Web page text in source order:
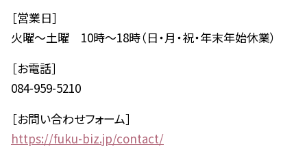
［営業日］
火曜～土曜 10時～18時（日・月・祝・年末年始休業）
［お電話］
084-959-5210
［お問い合わせフォーム］
https://fuku-biz.jp/contact/